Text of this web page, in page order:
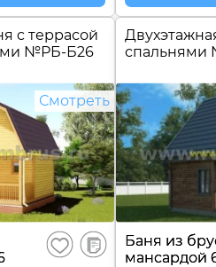
c террасой
№РБ-Б26
Смотреть
Сохранить
В
сравнение
спальнями
Баня из
мансардой